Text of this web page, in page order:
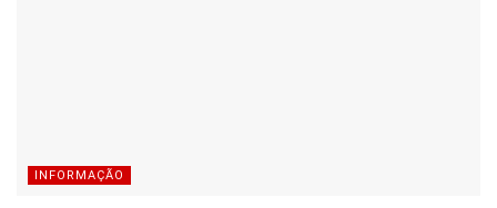
INFORMAÇÃO